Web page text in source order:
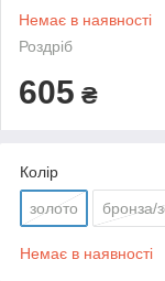
Немає в наявності
Роздріб
605 ₴
Колір
золото бронза/
Немає в наявності